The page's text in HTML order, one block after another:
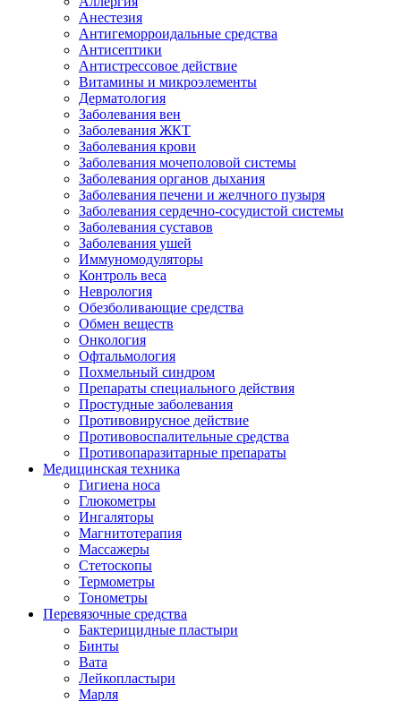
Анестезия
Антигеморроидальные средства
Антисептики
Антистрессовое действие
Витамины и микроэлементы
Дерматология
Заболевания вен
Заболевания ЖКТ
Заболевания крови
Заболевания мочеполовой системы
Заболевания органов дыхания
Заболевания печени и желчного пузыря
Заболевания сердечно-сосудистой системы
Заболевания суставов
Заболевания ушей
Иммуномодуляторы
Контроль веса
Неврология
Обезболивающие средства
Обмен веществ
Онкология
Офтальмология
Похмельный синдром
Препараты специального действия
Простудные заболевания
Противовирусное действие
Противовоспалительные средства
Противопаразитарные препараты
Медицинская техника
Гигиена носа
Глюкометры
Ингаляторы
Магнитотерапия
Массажеры
Стетоскопы
Термометры
Тонометры
Перевязочные средства
Бактерицидные пластыри
Бинты
Вата
Лейкопластыри
Марля